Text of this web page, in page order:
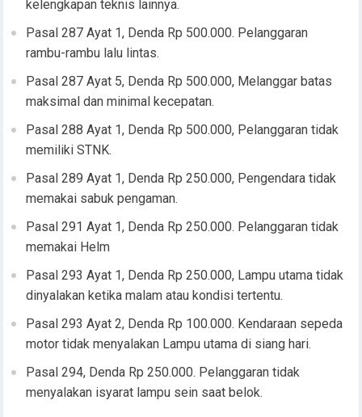
kelengkapan teknis lainnya.
Pasal 287 Ayat 1, Denda Rp 500.000. Pelanggaran
rambu-rambu lalu lintas.
Pasal 287 Ayat 5, Denda Rp 500.000, Melanggar batas
maksimal dan minimal kecepatan.
Pasal 288 Ayat 1, Denda Rp 500.000, Pelanggaran tidak
memiliki STNK.
Pasal 289 Ayat 1, Denda Rp 250.000, Pengendara tidak
memakai sabuk pengaman.
Pasal 291 Ayat 1, Denda Rp 250.000. Pelanggaran tidak
memakai Helm
Pasal 293 Ayat 1, Denda Rp 250.000, Lampu utama tidak
dinyalakan ketika malam atau kondisi tertentu.
Pasal 293 Ayat 2, Denda Rp 100.000. Kendaraan sepeda
motor tidak menyalakan Lampu utama di siang hari.
Pasal 294, Denda Rp 250.000. Pelanggaran tidak
menyalakan isyarat lampu sein saat belok.